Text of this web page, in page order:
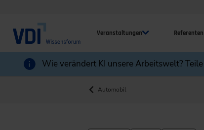
Veranstaltungen
Wie verändert KI unsere Arbeitswelt?
Automobil